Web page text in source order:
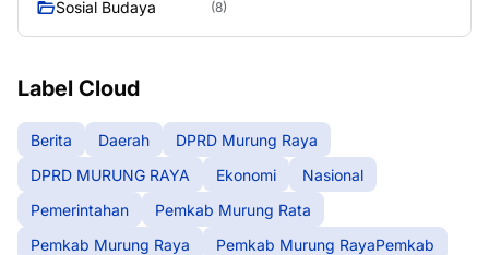
Sosial Budaya (8)
Label Cloud
Berita Daerah
DPRD Murung Raya
DPRD MURUNG RAYA
Ekonomi
Nasional
Pemerintahan
Pemkab Murung Rata
Pemkab Murung Raya
Pemkab Murung RayaPemkab